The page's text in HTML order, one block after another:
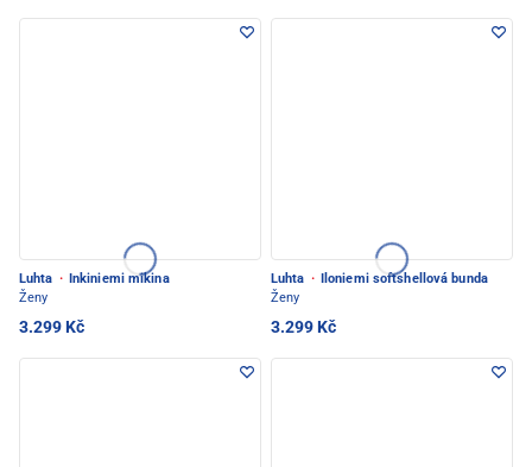
Luhta ·
Inkiniemi mikina
Ženy
3.299 Kč
Luhta ·
Iloniemi softshellová bunda
Ženy
3.299 Kč